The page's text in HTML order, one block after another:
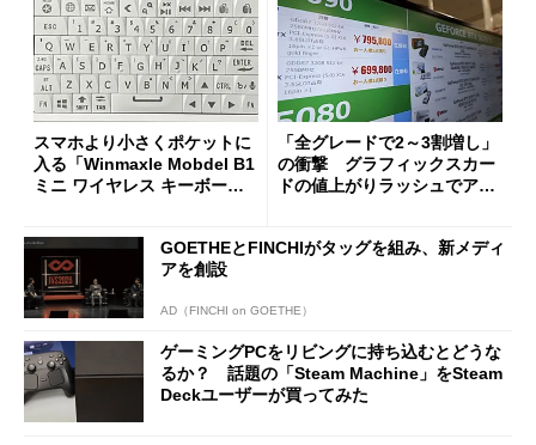
スマホより小さくポケットに
入る「Winmaxle Mobdel B1
ミニ ワイヤレス キーボー
「全グレードで2～3割増し」
の衝撃 グラフィックスカー
ドの値上がりラッシュでアキ
GOETHEとFINCHIがタッグを組み、新メディ
アを創設
AD（FINCHI on GOETHE）
ゲーミングPCをリビングに持ち込むとどうな
るか？ 話題の「Steam Machine」をSteam
Deckユーザーが買ってみた